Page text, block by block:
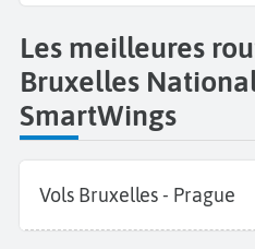
Les meilleures
Bruxelles
SmartWings
Vols Bruxelles - Prague